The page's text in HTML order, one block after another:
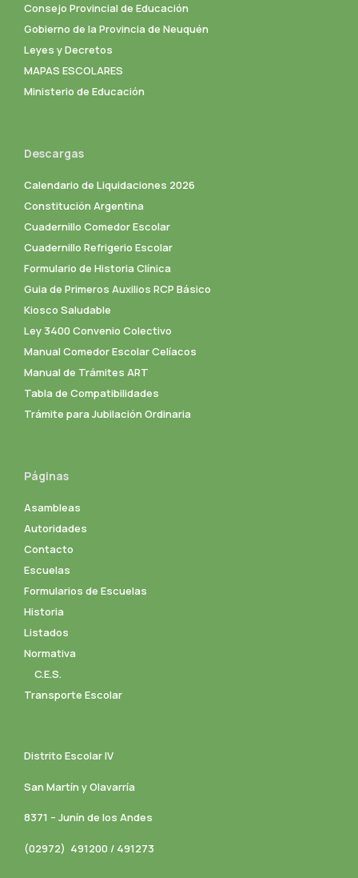
Consejo Provincial de Educación
Gobierno de la Provincia de Neuquén
Leyes y Decretos
MAPAS ESCOLARES
Ministerio de Educación
Descargas
Calendario de Liquidaciones 2026
Constitución Argentina
Cuadernillo Comedor Escolar
Cuadernillo Refrigerio Escolar
Formulario de Historia Clínica
Guia de Primeros Auxilios RCP Básico
Kiosco Saludable
Ley 3400 Convenio Colectivo
Manual Comedor Escolar Celíacos
Manual de Trámites ART
Tabla de Compatibilidades
Trámite para Jubilación Ordinaria
Páginas
Asambleas
Autoridades
Contacto
Escuelas
Formularios de Escuelas
Historia
Listados
Normativa
C.E.S.
Transporte Escolar
Distrito Escolar IV
San Martín y Olavarría
8371 – Junín de los Andes
(02972) 491200 / 491273